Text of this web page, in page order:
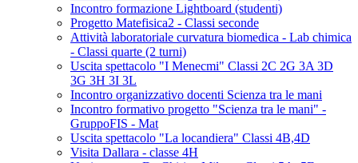
Incontro formazione Lightboard (studenti)
Progetto Matefisica2 - Classi seconde
Attività laboratoriale curvatura biomedica - Lab chimica
- Classi quarte (2 turni)
Uscita spettacolo "I Menecmi" Classi 2C 2G 3A 3D
3G 3H 3I 3L
Incontro organizzativo docenti Scienza tra le mani
Incontro formativo progetto "Scienza tra le mani" -
GruppoFIS - Mat
Uscita spettacolo "La locandiera" Classi 4B,4D
Visita Dallara - classe 4H